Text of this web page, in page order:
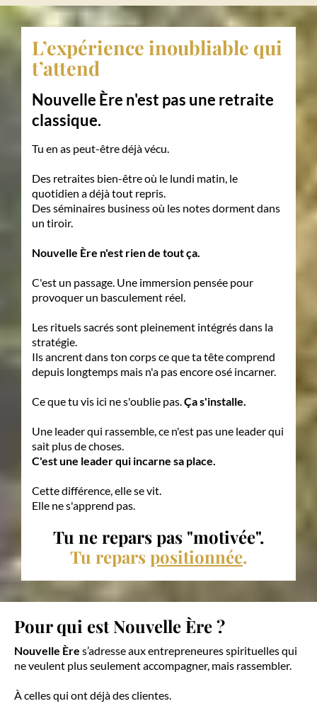
L’expérience inoubliable qui
t’attend
Nouvelle Ère n'est pas une retraite
classique.
Tu en as peut-être déjà vécu.
Des retraites bien-être où le lundi matin, le
quotidien a déjà tout repris.
Des séminaires business où les notes dorment dans
un tiroir.
Nouvelle Ère n'est rien de tout ça.
C'est un passage. Une immersion pensée pour
provoquer un basculement réel.
Les rituels sacrés sont pleinement intégrés dans la
stratégie.
Ils ancrent dans ton corps ce que ta tête comprend
depuis longtemps mais n'a pas encore osé incarner.
Ce que tu vis ici ne s'oublie pas.Ça s'installe.
Une leader qui rassemble, ce n'est pas une leader qui
sait plus de choses.
C'est une leader qui incarne sa place.
Cette différence, elle se vit.
Elle ne s'apprend pas.
Tu ne repars pas "motivée".
Tu reparspositionnée.
Pour qui est Nouvelle Ère ?
Nouvelle Ère s’adresse aux entrepreneures spirituelles qui
ne veulent plus seulement accompagner, mais rassembler.
À celles qui ont déjà des clientes.